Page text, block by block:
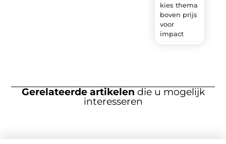
kies thema
boven prijs
voor
impact
Gerelateerde artikelen die u mogelijk
interesseren